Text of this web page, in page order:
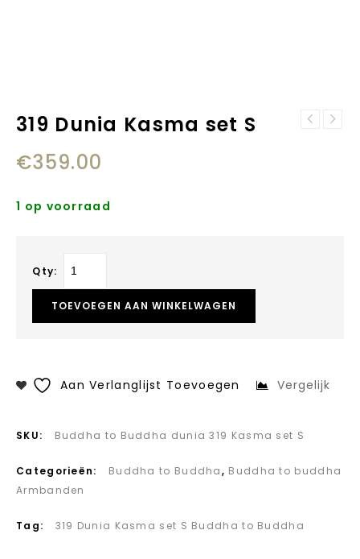
319 Dunia Kasma set S
€359.00
1 op voorraad
Qty:
TOEVOEGEN AAN WINKELWAGEN
Aan Verlanglijst Toevoegen Vergelijk
SKU: Buddha to Buddha dunia 319 Kasma set S
Categorieën: Buddha to Buddha, Buddha to buddha
Armbanden
Tag: 319 Dunia Kasma set S Buddha to Buddha